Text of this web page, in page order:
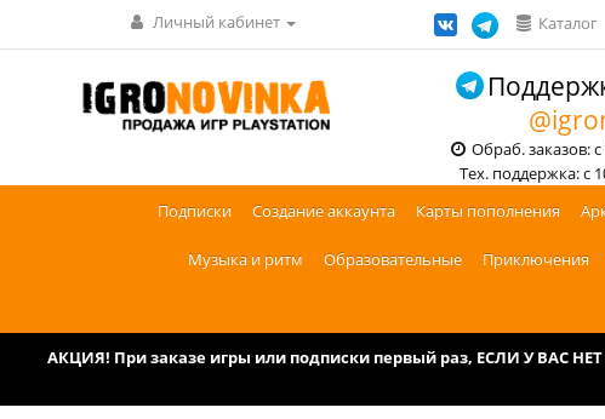
Личный кабинет Каталог
Обраб. заказов: с
Тех. поддержка: с
Подписки Создание аккаунта Карты пополнения
Музыка и ритм Образовательные Приключения
АКЦИЯ! При заказе игры или подписки первый раз, ЕСЛИ У ВАС